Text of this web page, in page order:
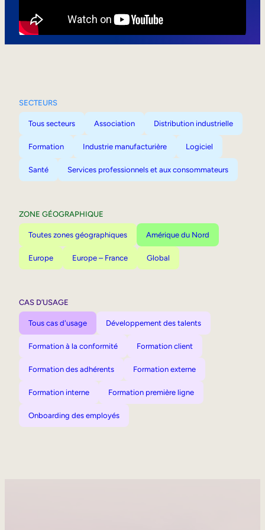
SECTEURS
Tous secteurs Association Distribution industrielle
Formation Industrie manufacturière Logiciel
Santé Services professionnels et aux consommateurs
ZONE GÉOGRAPHIQUE
Toutes zones géographiques Amérique du Nord
Europe Europe – France Global
CAS D’USAGE
Tous cas d'usage Développement des talents
Formation à la conformité Formation client
Formation des adhérents Formation externe
Formation interne Formation première ligne
Onboarding des employés